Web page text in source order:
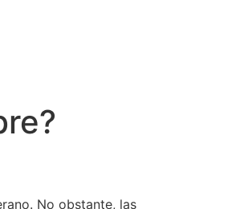
No obstante, las